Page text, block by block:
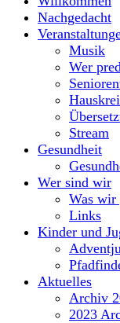
Nachgedacht
Musik
Wer
Stream
Gesundheit
Wer sind wir
Was wir
Links
Kinder und
Aktuelles
Archiv
2023